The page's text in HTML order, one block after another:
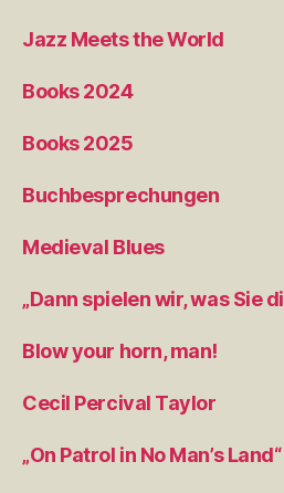
Jazz Meets the World
Books 2024
Books 2025
Buchbesprechungen
Medieval Blues
„Dann spielen wir, was Sie
Blow your horn, man!
Cecil Percival Taylor
„On Patrol in No Man’s Land“